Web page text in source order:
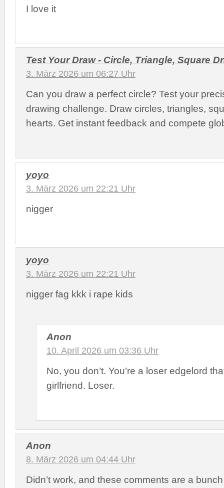
I love it
Test Your Draw - Circle, Triangle, Square
3. März 2026 um 06:27 Uhr
Can you draw a perfect circle? Test your
drawing challenge. Draw circles, triangles,
hearts. Get instant feedback and compete
yoyo
3. März 2026 um 22:21 Uhr
nigger
yoyo
3. März 2026 um 22:21 Uhr
nigger fag kkk i rape kids
Anon
10. April 2026 um 03:36 Uhr
No, you don’t. You’re a loser edgelord
girlfriend. Loser.
Anon
8. März 2026 um 04:44 Uhr
Didn’t work, and these comments are a